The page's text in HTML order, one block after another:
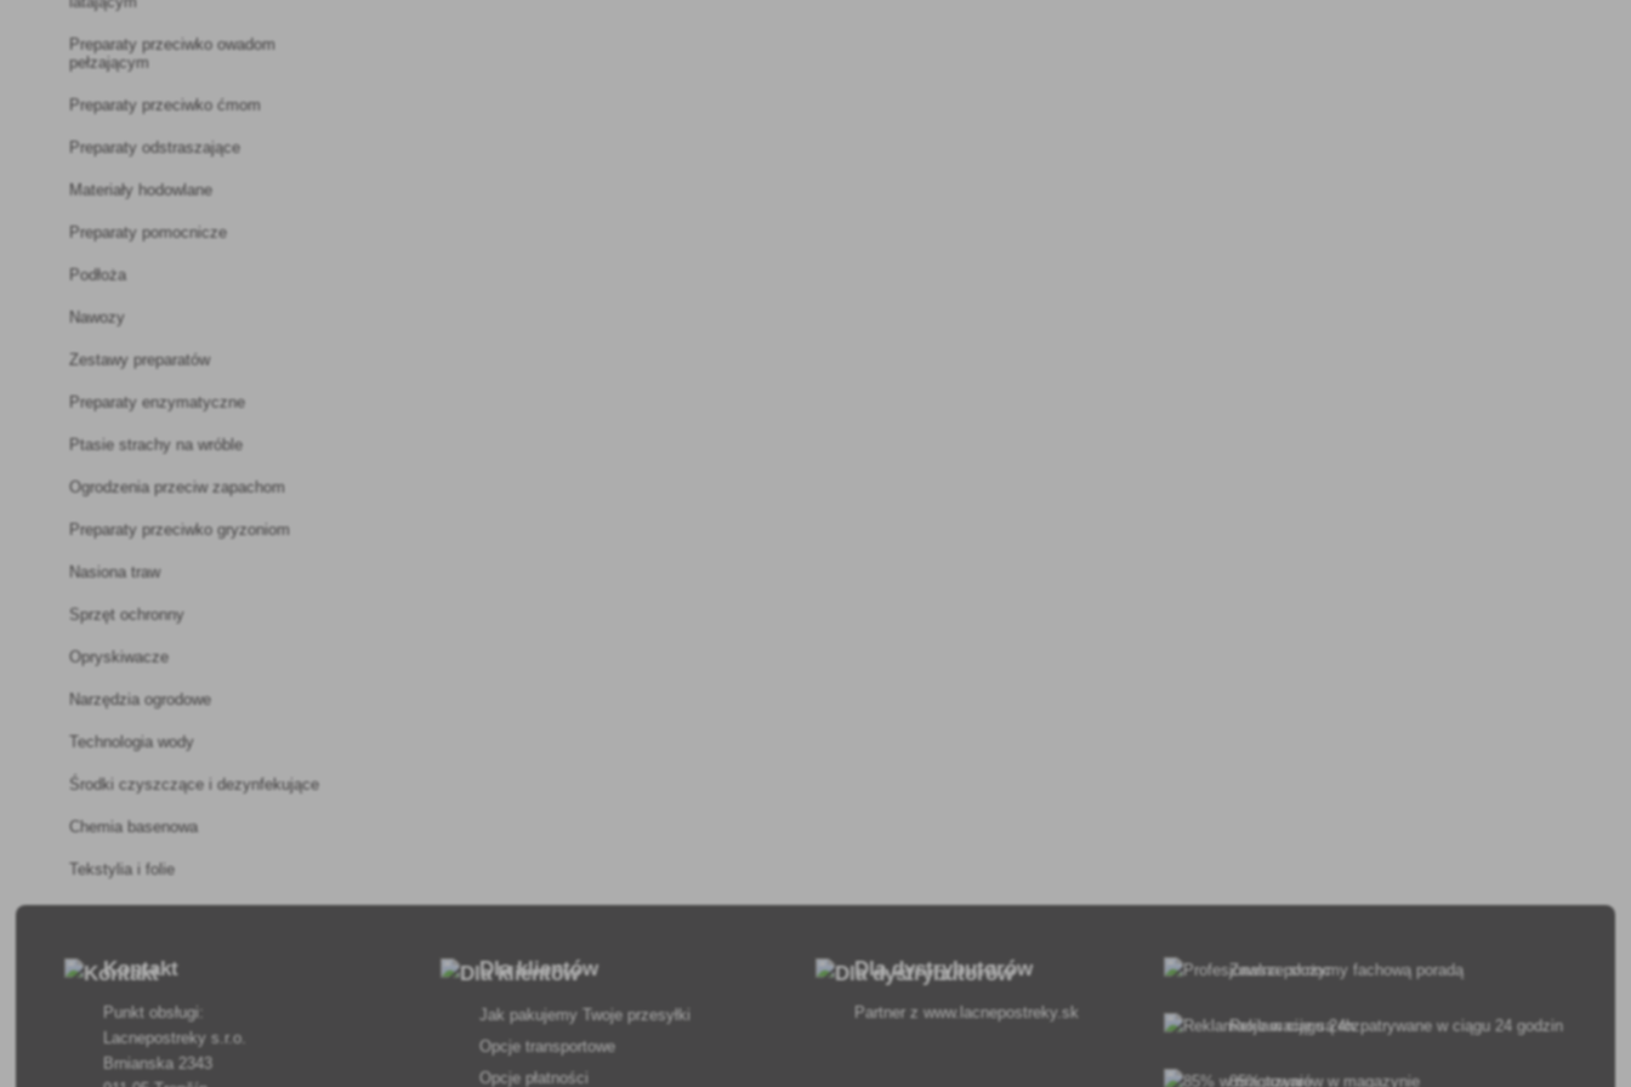
Preparaty przeciwko owadom
pełzającym
Preparaty przeciwko ćmom
Preparaty odstraszające
Materiały hodowlane
Preparaty pomocnicze
Podłoża
Nawozy
Zestawy preparatów
Preparaty enzymatyczne
Ptasie strachy na wróble
Ogrodzenia przeciw zapachom
Preparaty przeciwko gryzoniom
Nasiona traw
Sprzęt ochronny
Opryskiwacze
Narzędzia ogrodowe
Technologia wody
Środki czyszczące i dezynfekujące
Chemia basenowa
Tekstylia i folie
Kontakt
Punkt obsługi:
Lacnepostreky s.r.o.
Brnianska 2343
Dla klientów
Jak pakujemy Twoje przesyłki
Opcje transportowe
Opcje płatności
Dla dystrybutorów
Partner zwww.lacnepostreky.sk
Zawsze służymy fachową poradą
Reklamacje są rozpatrywane w ciągu 24 godzin
85% towarów w magazynie